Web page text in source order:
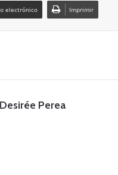
electrónico Imprimir
Desirée Perea